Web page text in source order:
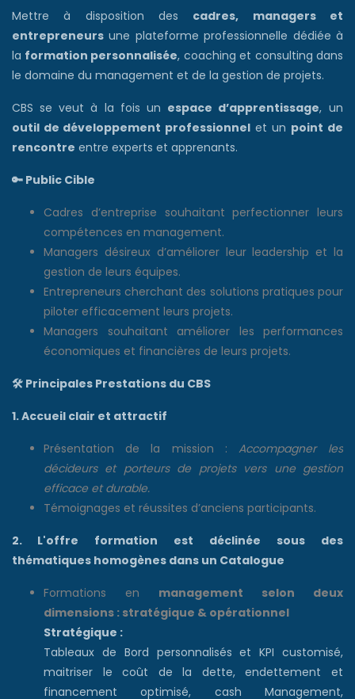
Mettre à disposition des cadres, managers et
entrepreneurs une plateforme professionnelle dédiée à
la formation personnalisée, coaching et consulting dans
le domaine du management et de la gestion de projets.
CBS se veut à la fois un espace d’apprentissage, un
outil de développement professionnel et un point de
rencontre entre experts et apprenants.
🔑 Public Cible
Cadres d’entreprise souhaitant perfectionner leurs
compétences en management.
Managers désireux d’améliorer leur leadership et la
gestion de leurs équipes.
Entrepreneurs cherchant des solutions pratiques pour
piloter efficacement leurs projets.
Managers souhaitant améliorer les performances
économiques et financières de leurs projets.
🛠️ Principales Prestations du CBS
1. Accueil clair et attractif
Présentation de la mission : Accompagner les
décideurs et porteurs de projets vers une gestion
efficace et durable.
Témoignages et réussites d’anciens participants.
2. L'offre formation est déclinée sous des
thématiques homogènes dans un Catalogue
Formations en management selon deux
dimensions : stratégique & opérationnel
Stratégique :
Tableaux de Bord personnalisés et KPI customisé,
maitriser le coût de la dette, endettement et
financement optimisé, cash Management,